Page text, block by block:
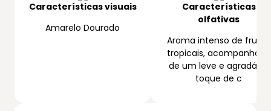
Características visuais
Amarelo Dourado
Características
olfativas
Aroma intenso de frutas
tropicais, acompanhado
de um leve e agradável
toque de c